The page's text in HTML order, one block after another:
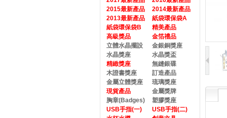
2015最新產品
2014最新產品
2013最新產品
紙袋環保袋A
紙袋環保袋B
精美產品
高級獎品
金箔禮品
立體水晶擺設
金銀銅獎座
水晶獎座
水晶獎盃
精緻獎座
無縫銀碟
木證書獎座
訂造產品
金屬立體獎座
琉璃獎座
現貨產品
金屬獎牌
胸章(Badges)
塑膠獎座
USB手指(一)
USB手指(二)